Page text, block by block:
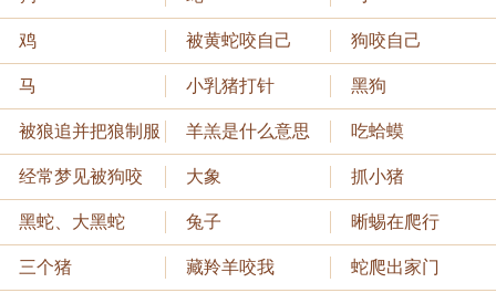
鸡 被黄蛇咬自己 狗咬自己
马 小乳猪打针 黑狗
被狼追并把狼制服 羊羔是什么意思 吃蛤蟆
经常梦见被狗咬 大象 抓小猪
黑蛇、大黑蛇 兔子 晰蜴在爬行
三个猪 藏羚羊咬我 蛇爬出家门